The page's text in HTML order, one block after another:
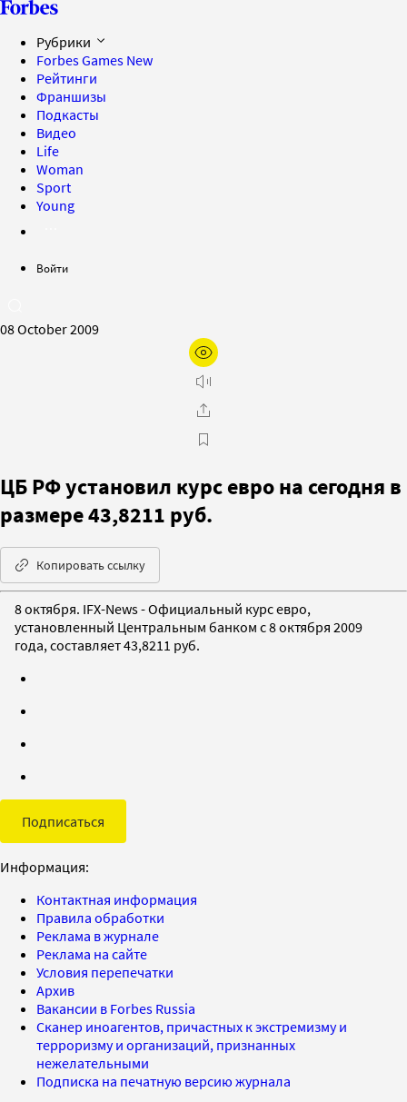
Рубрики
Forbes Games New
Рейтинги
Франшизы
Подкасты
Видео
Life
Woman
Sport
Young
Войти
08 October 2009
ЦБ РФ установил курс евро на сегодня в
размере 43,8211 руб.
Копировать ссылку
8 октября. IFX-News - Официальный курс евро,
установленный Центральным банком с 8 октября 2009
года, составляет 43,8211 руб.
Подписаться
Информация:
Контактная информация
Правила обработки
Реклама в журнале
Реклама на сайте
Условия перепечатки
Архив
Вакансии в Forbes Russia
Сканер иноагентов, причастных к экстремизму и
терроризму и организаций, признанных
нежелательными
Подписка на печатную версию журнала